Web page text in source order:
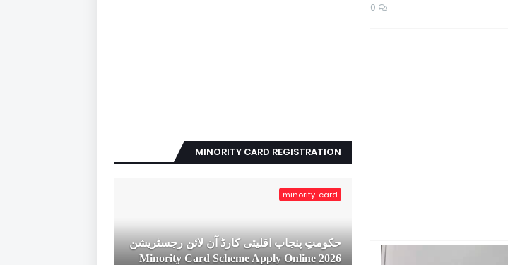
0
MINORITY CARD REGISTRATION
minority-card
حکومتِ پنجاب اقلیتی کارڈ آن لائن رجسٹریشن
2026 Minority Card Scheme Apply Online